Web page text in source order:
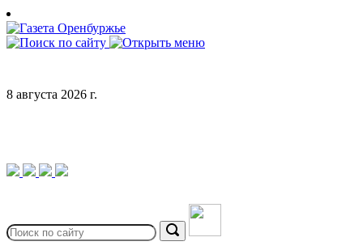
Skip
to
content
8 августа 2026 г.
for:
Search